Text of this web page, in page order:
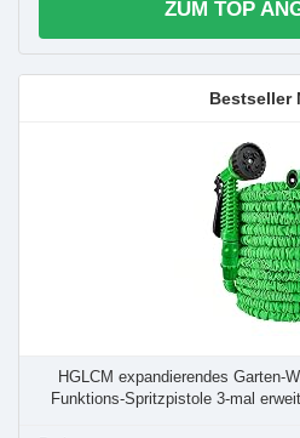
ZUM TOP
HGLCM expandierendes Garten-
Funktions-Spritzpistole 3-mal